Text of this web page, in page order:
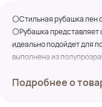
⚪Стильная рубашка лен
⚪Рубашка представляет
идеально подойдет для
выполнена из
⚪Прямой крой и
Подробнее о